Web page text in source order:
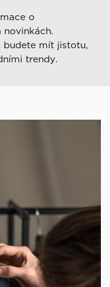
o
novinkách.
budete mít jistotu,
trendy.